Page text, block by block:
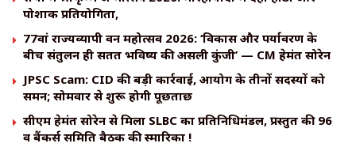
पोशाक प्रतियोगिता,
77वां राज्यव्यापी वन महोत्सव 2026: ‘विकास और पर्यावरण के
बीच संतुलन ही सतत भविष्य की असली कुंजी’ — CM हेमंत सोरेन
JPSC Scam: CID की बड़ी कार्रवाई, आयोग के तीनों सदस्यों को
समन; सोमवार से शुरू होगी पूछताछ
सीएम हेमंत सोरेन से मिला SLBC का प्रतिनिधिमंडल, प्रस्तुत की 96
वीं बैंकर्स समिति बैठक की स्मारिका !